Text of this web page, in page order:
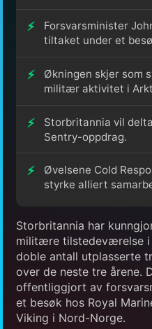
Forsvarsminister
tiltaket under et
Økningen skjer som
militær aktivitet i
Storbritannia vil
Sentry-oppdrag.
Øvelsene Cold
styrke alliert
Storbritannia har
militære tilstedeværelse i
doble antall utplasserte
over de neste tre årene.
offentliggjort av
et besøk hos Royal
Viking i Nord-Norge.